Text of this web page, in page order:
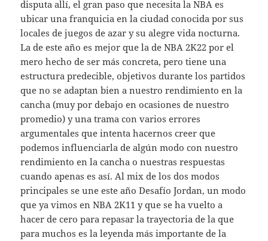
disputa allí, el gran paso que necesita la NBA es
ubicar una franquicia en la ciudad conocida por sus
locales de juegos de azar y su alegre vida nocturna.
La de este año es mejor que la de NBA 2K22 por el
mero hecho de ser más concreta, pero tiene una
estructura predecible, objetivos durante los partidos
que no se adaptan bien a nuestro rendimiento en la
cancha (muy por debajo en ocasiones de nuestro
promedio) y una trama con varios errores
argumentales que intenta hacernos creer que
podemos influenciarla de algún modo con nuestro
rendimiento en la cancha o nuestras respuestas
cuando apenas es así. Al mix de los dos modos
principales se une este año Desafío Jordan, un modo
que ya vimos en NBA 2K11 y que se ha vuelto a
hacer de cero para repasar la trayectoria de la que
para muchos es la leyenda más importante de la